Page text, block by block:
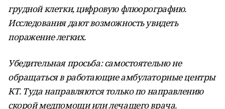
грудной клетки, цифровую флюорографию.
Исследования дают возможность увидеть
поражение легких.
Убедительная просьба: самостоятельно не
обращаться в работающие амбулаторные центры
КТ. Туда направляются только по направлению
скорой медпомощи или лечащего врача.